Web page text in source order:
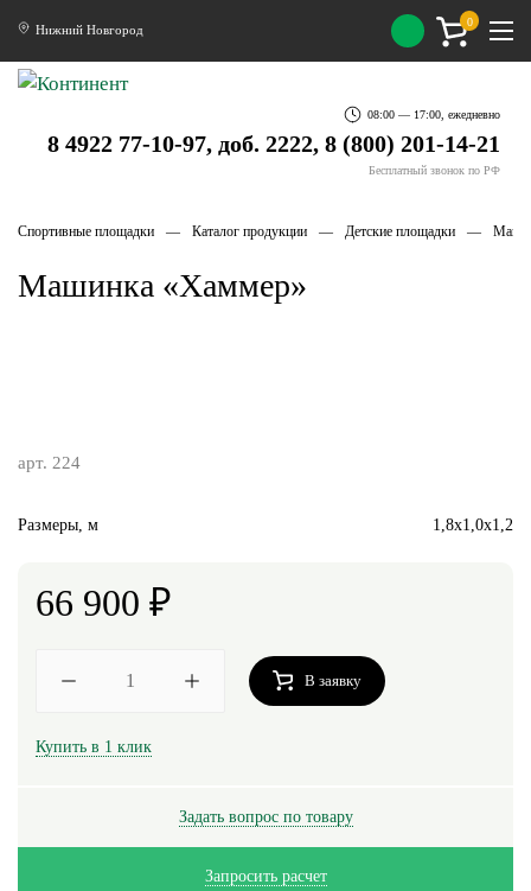
Нижний Новгород
08:00 — 17:00, ежедневно
8 4922 77-10-97, доб. 2222, 8 (800) 201-14-21
Бесплатный звонок по РФ
0
Спортивные площадки Каталог продукции Детские площадки
Машинка «Хаммер»
арт. 224
Размеры, м 1,8х1,0х1,2
66 900 ₽
В заявку
Купить в 1 клик
Задать вопрос по товару
Запросить расчет